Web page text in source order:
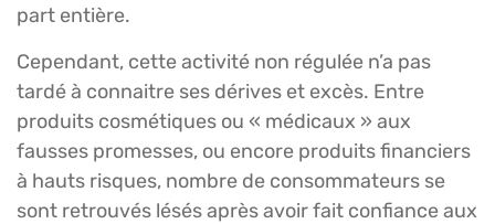
part entière.
Cependant, cette activité non régulée n’a pas
tardé à connaitre ses dérives et excès. Entre
produits cosmétiques ou « médicaux » aux
fausses promesses, ou encore produits financiers
à hauts risques, nombre de consommateurs se
sont retrouvés lésés après avoir fait confiance aux